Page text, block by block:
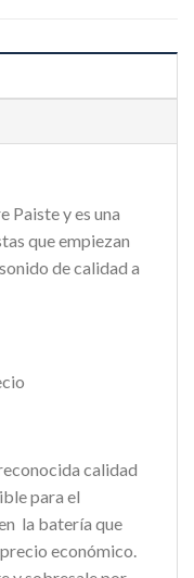
Paiste y es una
que empiezan
de calidad a
calidad
para el
la batería que
económico.